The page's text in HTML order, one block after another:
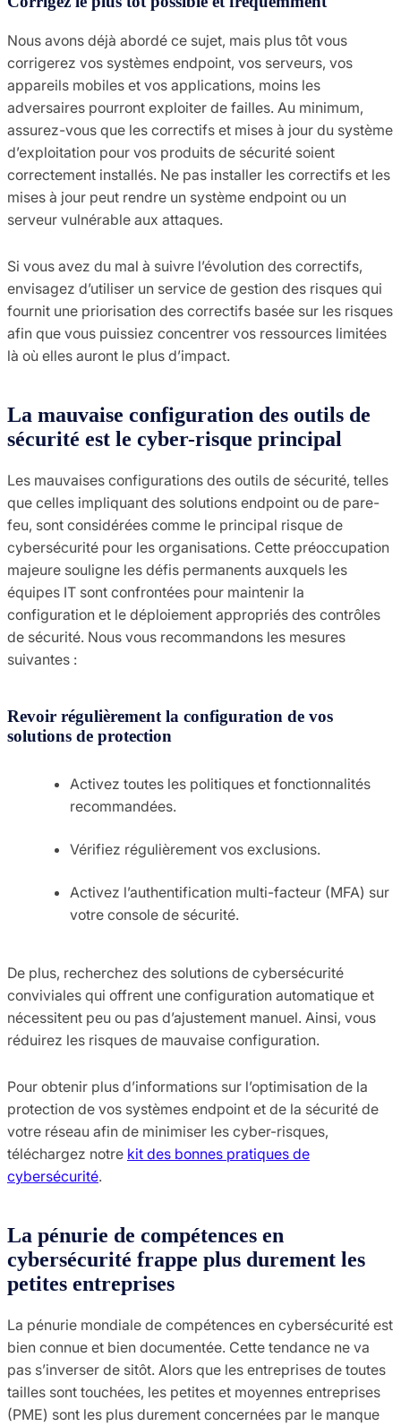
Nous avons déjà abordé ce sujet, mais plus tôt vous
corrigerez vos systèmes endpoint, vos serveurs, vos
appareils mobiles et vos applications, moins les
adversaires pourront exploiter de failles. Au minimum,
assurez-vous que les correctifs et mises à jour du système
d’exploitation pour vos produits de sécurité soient
correctement installés. Ne pas installer les correctifs et les
mises à jour peut rendre un système endpoint ou un
serveur vulnérable aux attaques.
Si vous avez du mal à suivre l’évolution des correctifs,
envisagez d’utiliser un service de gestion des risques qui
fournit une priorisation des correctifs basée sur les risques
afin que vous puissiez concentrer vos ressources limitées
là où elles auront le plus d’impact.
La mauvaise configuration des outils de
sécurité est le cyber-risque principal
Les mauvaises configurations des outils de sécurité, telles
que celles impliquant des solutions endpoint ou de pare-
feu, sont considérées comme le principal risque de
cybersécurité pour les organisations. Cette préoccupation
majeure souligne les défis permanents auxquels les
équipes IT sont confrontées pour maintenir la
configuration et le déploiement appropriés des contrôles
de sécurité. Nous vous recommandons les mesures
suivantes :
Revoir régulièrement la configuration de vos
solutions de protection
Activez toutes les politiques et fonctionnalités
recommandées.
Vérifiez régulièrement vos exclusions.
Activez l’authentification multi-facteur (MFA) sur
votre console de sécurité.
De plus, recherchez des solutions de cybersécurité
conviviales qui offrent une configuration automatique et
nécessitent peu ou pas d’ajustement manuel. Ainsi, vous
réduirez les risques de mauvaise configuration.
Pour obtenir plus d’informations sur l’optimisation de la
protection de vos systèmes endpoint et de la sécurité de
votre réseau afin de minimiser les cyber-risques,
téléchargez notre kit des bonnes pratiques de
cybersécurité.
La pénurie de compétences en
cybersécurité frappe plus durement les
petites entreprises
La pénurie mondiale de compétences en cybersécurité est
bien connue et bien documentée. Cette tendance ne va
pas s’inverser de sitôt. Alors que les entreprises de toutes
tailles sont touchées, les petites et moyennes entreprises
(PME) sont les plus durement concernées par le manque